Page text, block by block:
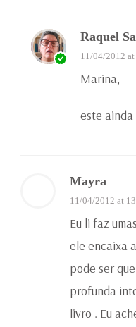
Raquel
11/04/2012
Marina,
este
Mayra
11/04/2012 at
Eu li faz
ele encaixa
pode ser
profunda
livro . Eu